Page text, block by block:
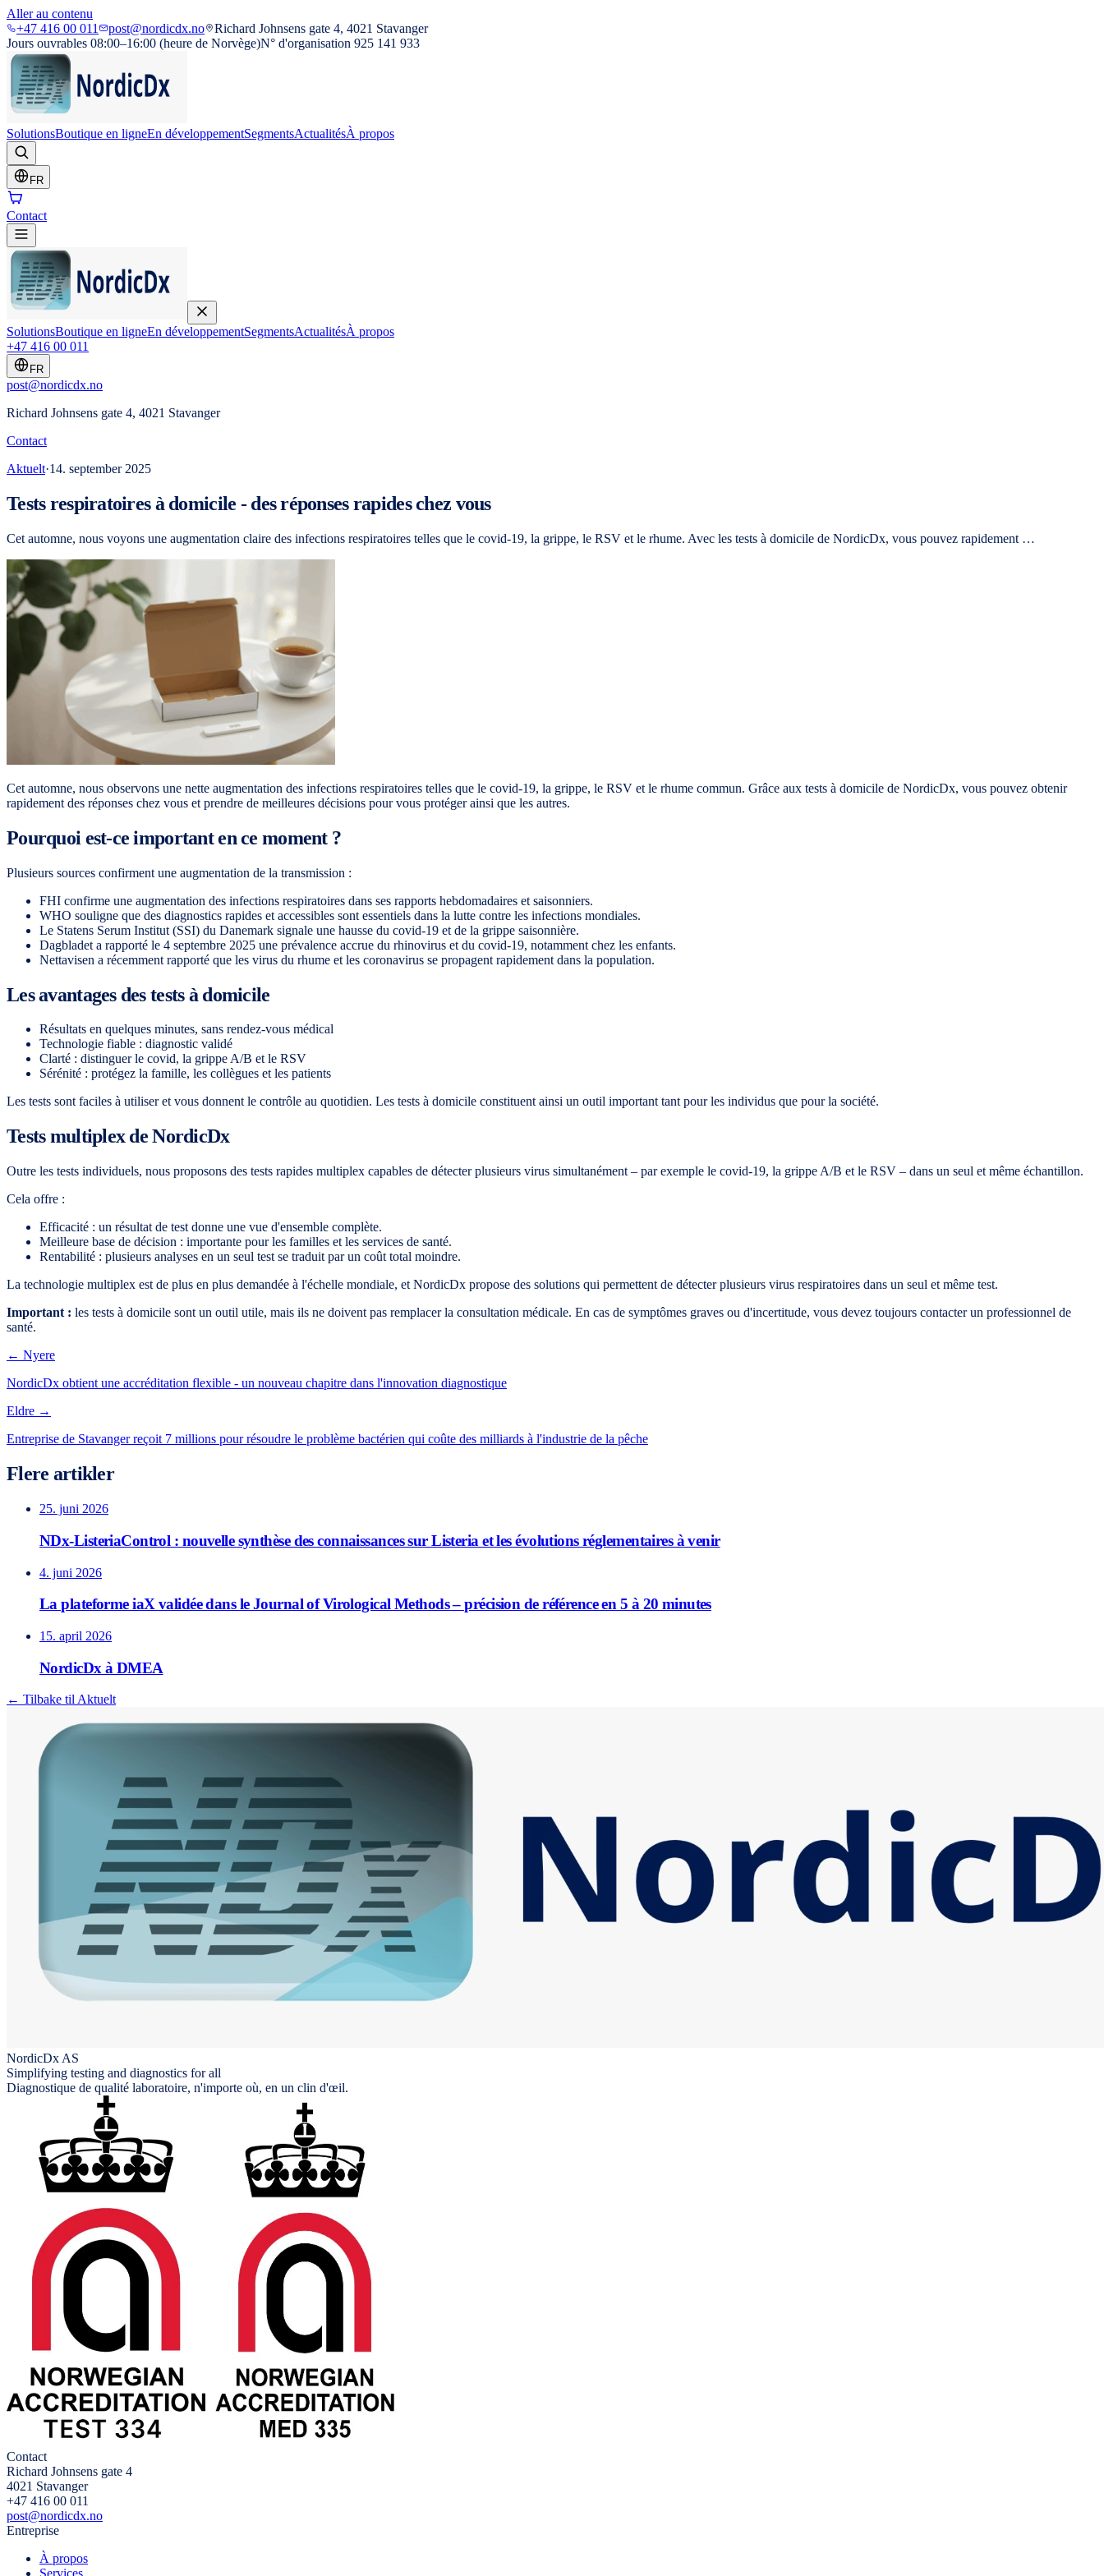
Aller au contenu
+47 416 00 011
post@nordicdx.no
Richard Johnsens gate 4, 4021 Stavanger
Jours ouvrables 08:00–16:00 (heure de Norvège)N° d'organisation 925 141 933
SolutionsBoutique en ligneEn développementSegmentsActualitésÀ propos
FR
Contact
SolutionsBoutique en ligneEn développementSegmentsActualitésÀ propos
+47 416 00 011
FR
post@nordicdx.no
Richard Johnsens gate 4, 4021 Stavanger
Contact
Aktuelt·14. september 2025
Tests respiratoires à domicile - des réponses rapides chez vous
Cet automne, nous voyons une augmentation claire des infections respiratoires telles que le covid-19, la grippe, le RSV et le rhume. Avec les tests à domicile de NordicDx, vous pouvez rapidement …
Cet automne, nous observons une nette augmentation des infections respiratoires telles que le covid-19, la grippe, le RSV et le rhume commun. Grâce aux tests à domicile de NordicDx, vous pouvez obtenir
rapidement des réponses chez vous et prendre de meilleures décisions pour vous protéger ainsi que les autres.
Pourquoi est-ce important en ce moment ?
Plusieurs sources confirment une augmentation de la transmission :
FHI confirme une augmentation des infections respiratoires dans ses rapports hebdomadaires et saisonniers.
WHO souligne que des diagnostics rapides et accessibles sont essentiels dans la lutte contre les infections mondiales.
Le Statens Serum Institut (SSI) du Danemark signale une hausse du covid-19 et de la grippe saisonnière.
Dagbladet a rapporté le 4 septembre 2025 une prévalence accrue du rhinovirus et du covid-19, notamment chez les enfants.
Nettavisen a récemment rapporté que les virus du rhume et les coronavirus se propagent rapidement dans la population.
Les avantages des tests à domicile
Résultats en quelques minutes, sans rendez-vous médical
Technologie fiable : diagnostic validé
Clarté : distinguer le covid, la grippe A/B et le RSV
Sérénité : protégez la famille, les collègues et les patients
Les tests sont faciles à utiliser et vous donnent le contrôle au quotidien. Les tests à domicile constituent ainsi un outil important tant pour les individus que pour la société.
Tests multiplex de NordicDx
Outre les tests individuels, nous proposons des tests rapides multiplex capables de détecter plusieurs virus simultanément – par exemple le covid-19, la grippe A/B et le RSV – dans un seul et même échantillon.
Cela offre :
Efficacité : un résultat de test donne une vue d'ensemble complète.
Meilleure base de décision : importante pour les familles et les services de santé.
Rentabilité : plusieurs analyses en un seul test se traduit par un coût total moindre.
La technologie multiplex est de plus en plus demandée à l'échelle mondiale, et NordicDx propose des solutions qui permettent de détecter plusieurs virus respiratoires dans un seul et même test.
Important : les tests à domicile sont un outil utile, mais ils ne doivent pas remplacer la consultation médicale. En cas de symptômes graves ou d'incertitude, vous devez toujours contacter un professionnel de
santé.
← Nyere
NordicDx obtient une accréditation flexible - un nouveau chapitre dans l'innovation diagnostique
Eldre →
Entreprise de Stavanger reçoit 7 millions pour résoudre le problème bactérien qui coûte des milliards à l'industrie de la pêche
Flere artikler
25. juni 2026
NDx-ListeriaControl : nouvelle synthèse des connaissances sur Listeria et les évolutions réglementaires à venir
4. juni 2026
La plateforme iaX validée dans le Journal of Virological Methods – précision de référence en 5 à 20 minutes
15. april 2026
NordicDx à DMEA
← Tilbake til Aktuelt
NordicDx AS
Simplifying testing and diagnostics for all
Diagnostique de qualité laboratoire, n'importe où, en un clin d'œil.
Contact
Richard Johnsens gate 4
4021 Stavanger
+47 416 00 011
post@nordicdx.no
Entreprise
À propos